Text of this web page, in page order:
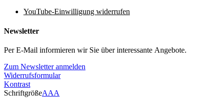
YouTube-Einwilligung widerrufen
Newsletter
Per E-Mail informieren wir Sie über interessante Angebote.
Zum Newsletter anmelden
Widerrufsformular
Kontrast
SchriftgrößeAAA